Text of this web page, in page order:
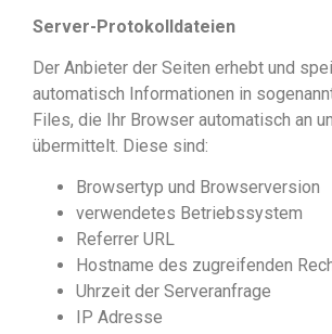
Server-Protokolldateien
Der Anbieter der Seiten erhebt und
automatisch Informationen in
Files, die Ihr Browser automatisch an
übermittelt. Diese sind:
Browsertyp und Browserversion
verwendetes Betriebssystem
Referrer URL
Hostname des zugreifenden
Uhrzeit der Serveranfrage
IP Adresse